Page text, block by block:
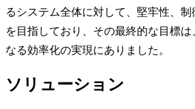
るシステム全体に対して、堅牢性、
を目指しており、その最終的な目標
なる効率化の実現にありました。
ソリューション